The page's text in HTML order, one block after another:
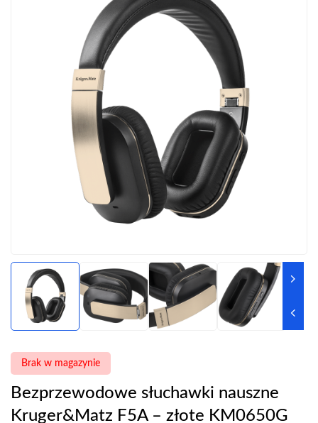
Brak w magazynie
Bezprzewodowe słuchawki nauszne
Kruger&Matz F5A – złote KM0650G